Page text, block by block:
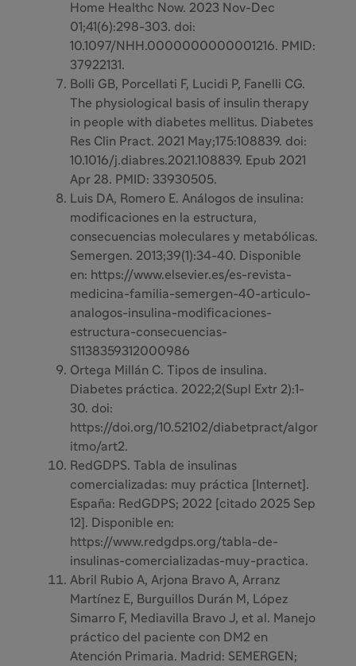
Home Healthc Now. 2023 Nov-Dec
01;41(6):298-303. doi:
10.1097/NHH.0000000000001216. PMID:
37922131.
Bolli GB, Porcellati F, Lucidi P, Fanelli CG.
The physiological basis of insulin therapy
in people with diabetes mellitus. Diabetes
Res Clin Pract. 2021 May;175:108839. doi:
10.1016/j.diabres.2021.108839. Epub 2021
Apr 28. PMID: 33930505.
Luis DA, Romero E. Análogos de insulina:
modificaciones en la estructura,
consecuencias moleculares y metabólicas.
Semergen. 2013;39(1):34-40. Disponible
en: https://www.elsevier.es/es-revista-
medicina-familia-semergen-40-articulo-
analogos-insulina-modificaciones-
estructura-consecuencias-
S1138359312000986
Ortega Millán C. Tipos de insulina.
Diabetes práctica. 2022;2(Supl Extr 2):1-
30. doi:
https://doi.org/10.52102/diabetpract/algor
itmo/art2.
RedGDPS. Tabla de insulinas
comercializadas: muy práctica [Internet].
España: RedGDPS; 2022 [citado 2025 Sep
12]. Disponible en:
https://www.redgdps.org/tabla-de-
insulinas-comercializadas-muy-practica.
Abril Rubio A, Arjona Bravo A, Arranz
Martínez E, Burguillos Durán M, López
Simarro F, Mediavilla Bravo J, et al. Manejo
práctico del paciente con DM2 en
Atención Primaria. Madrid: SEMERGEN;